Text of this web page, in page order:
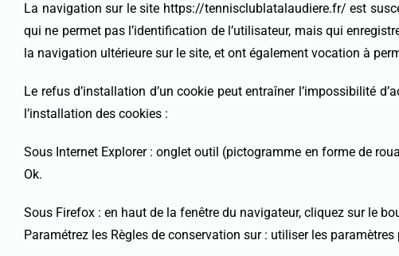
La navigation sur le site https://tennisclublatalaudiere.fr/ est
qui ne permet pas l’identification de l’utilisateur, mais qui
la navigation ultérieure sur le site, et ont également vocation à
Le refus d’installation d’un cookie peut entraîner l’impossibilité
l’installation des cookies :
Sous Internet Explorer : onglet outil (pictogramme en forme de
Ok.
Sous Firefox : en haut de la fenêtre du navigateur, cliquez sur le
Paramétrez les Règles de conservation sur : utiliser les